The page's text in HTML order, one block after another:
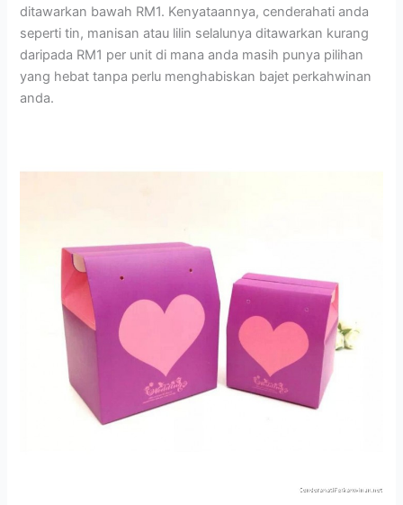
ditawarkan bawah RM1. Kenyataannya, cenderahati anda
seperti tin, manisan atau lilin selalunya ditawarkan kurang
daripada RM1 per unit di mana anda masih punya pilihan
yang hebat tanpa perlu menghabiskan bajet perkahwinan
anda.